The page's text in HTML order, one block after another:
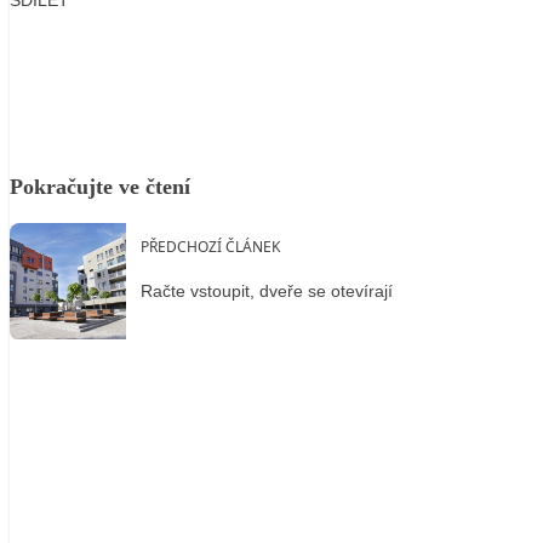
Pokračujte ve čtení
PŘEDCHOZÍ ČLÁNEK
Račte vstoupit, dveře se otevírají